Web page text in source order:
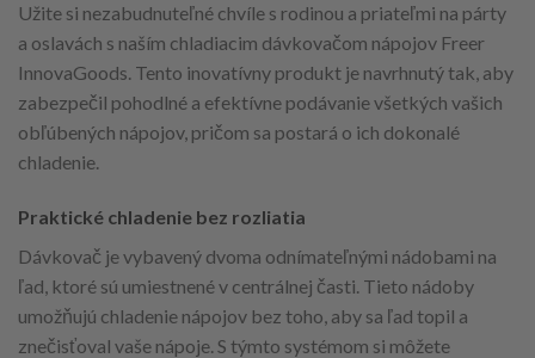
Užite si nezabudnuteľné chvíle s rodinou a priateľmi na párty
a oslavách s naším chladiacim dávkovačom nápojov Freer
InnovaGoods. Tento inovatívny produkt je navrhnutý tak, aby
zabezpečil pohodlné a efektívne podávanie všetkých vašich
obľúbených nápojov, pričom sa postará o ich dokonalé
chladenie.
Praktické chladenie bez rozliatia
Dávkovač je vybavený dvoma odnímateľnými nádobami na
ľad, ktoré sú umiestnené v centrálnej časti. Tieto nádoby
umožňujú chladenie nápojov bez toho, aby sa ľad topil a
znečisťoval vaše nápoje. S týmto systémom si môžete